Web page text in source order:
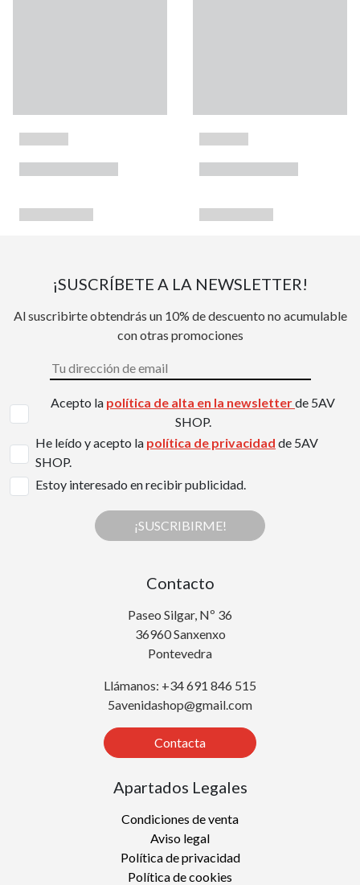
¡SUSCRÍBETE A LA NEWSLETTER!
Al suscribirte obtendrás un 10% de descuento no acumulable
con otras promociones
Acepto la política de alta en la newsletterde 5AV
SHOP.
He leído y acepto la política de privacidad de 5AV
SHOP.
Estoy interesado en recibir publicidad.
¡SUSCRIBIRME!
Contacto
Paseo Silgar, Nº 36
36960 Sanxenxo
Pontevedra
Llámanos: +34 691 846 515
5avenidashop@gmail.com
Contacta
Apartados Legales
Condiciones de venta
Aviso legal
Política de privacidad
Política de cookies